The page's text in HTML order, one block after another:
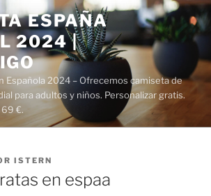
ESPAÑA
2024 |
Española 2024 – Ofrecemos camiseta de
para adultos y niños. Personalizar gratis.
€.
ISTERN
en espaa